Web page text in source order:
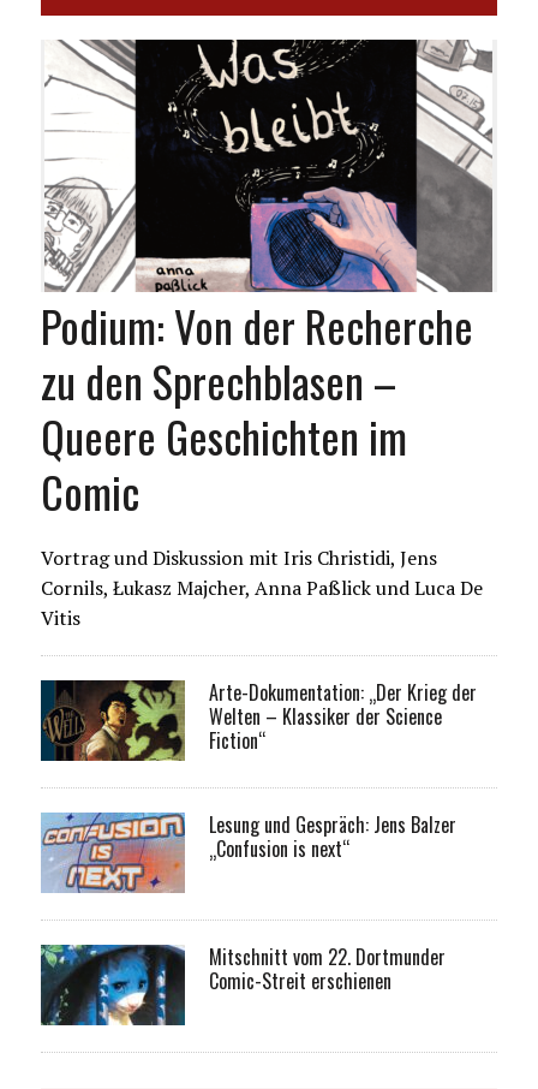
Podium: Von der Recherche
zu den Sprechblasen –
Queere Geschichten im
Comic
Vortrag und Diskussion mit Iris Christidi, Jens
Cornils, Łukasz Majcher, Anna Paßlick und Luca De
Vitis
Arte-Dokumentation: „Der Krieg der
Welten – Klassiker der Science
Fiction“
Lesung und Gespräch: Jens Balzer
„Confusion is next“
Mitschnitt vom 22. Dortmunder
Comic-Streit erschienen